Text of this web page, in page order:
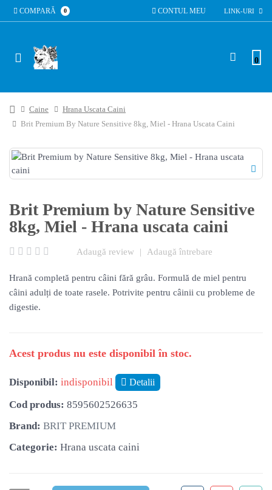
COMPARĂ 0 LINK-URI
CONTUL MEU
0
Caine
Hrana Uscata Caini
Brit Premium By Nature Sensitive 8kg, Miel - Hrana Uscata Caini
Brit Premium by Nature Sensitive
8kg, Miel - Hrana uscata caini
Adaugă review | Adaugă întrebare
Hrană completă pentru câini fără grâu. Formulă de miel pentru
câini adulți de toate rasele. Potrivite pentru câinii cu probleme de
digestie.
Acest produs nu este disponibil în stoc.
Disponibil: indisponibil Detalii
Cod produs: 8595602526635
Brand: BRIT PREMIUM
Categorie: Hrana uscata caini